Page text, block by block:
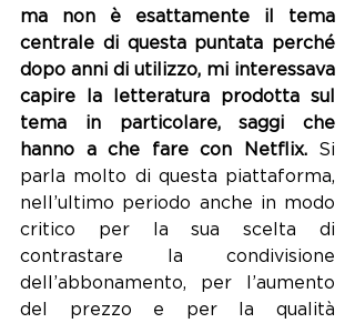
ma non è esattamente il tema
centrale di questa puntata perché
dopo anni di utilizzo, mi interessava
capire la letteratura prodotta sul
tema in particolare, saggi che
hanno a che fare con Netflix. Si
parla molto di questa piattaforma,
nell’ultimo periodo anche in modo
critico per la sua scelta di
contrastare la condivisione
dell’abbonamento, per l’aumento
del prezzo e per la qualità